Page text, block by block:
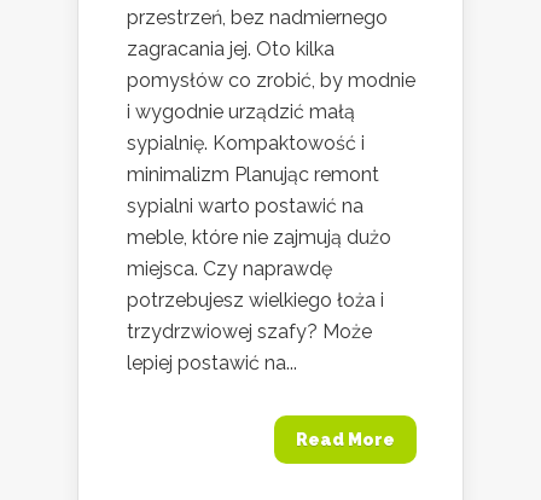
przestrzeń, bez nadmiernego
zagracania jej. Oto kilka
pomysłów co zrobić, by modnie
i wygodnie urządzić małą
sypialnię. Kompaktowość i
minimalizm Planując remont
sypialni warto postawić na
meble, które nie zajmują dużo
miejsca. Czy naprawdę
potrzebujesz wielkiego łoża i
trzydrzwiowej szafy? Może
lepiej postawić na...
Read More